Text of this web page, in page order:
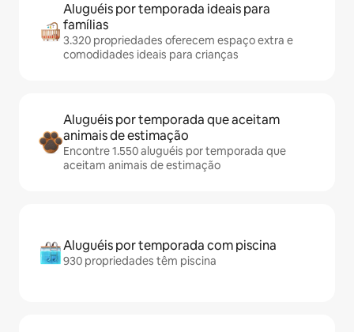
Aluguéis por temporada ideais para
famílias
3.320 propriedades oferecem espaço extra e
comodidades ideais para crianças
Aluguéis por temporada que aceitam
animais de estimação
Encontre 1.550 aluguéis por temporada que
aceitam animais de estimação
Aluguéis por temporada com piscina
930 propriedades têm piscina